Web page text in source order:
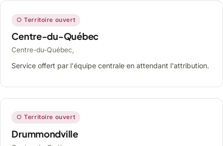
○ Territoire ouvert
Centre-du-Québec
Centre-du-Québec,
Service offert par l'équipe centrale en attendant l'attribution.
○ Territoire ouvert
Drummondville